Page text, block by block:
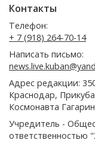
Контакты
Телефон:
+ 7 (918) 264-70-14
Написать письмо:
Адрес редакции:
Краснодар,
Космонавта
Учредитель -
ответственностью